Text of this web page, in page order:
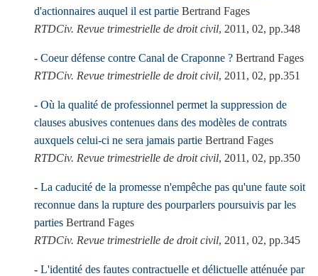
d'actionnaires auquel il est partie Bertrand Fages
RTDCiv. Revue trimestrielle de droit civil, 2011, 02, pp.348
Coeur défense contre Canal de Craponne ? Bertrand Fages
RTDCiv. Revue trimestrielle de droit civil, 2011, 02, pp.351
Où la qualité de professionnel permet la suppression de
clauses abusives contenues dans des modèles de contrats
auxquels celui-ci ne sera jamais partie Bertrand Fages
RTDCiv. Revue trimestrielle de droit civil, 2011, 02, pp.350
La caducité de la promesse n'empêche pas qu'une faute soit
reconnue dans la rupture des pourparlers poursuivis par les
parties Bertrand Fages
RTDCiv. Revue trimestrielle de droit civil, 2011, 02, pp.345
L'identité des fautes contractuelle et délictuelle atténuée par